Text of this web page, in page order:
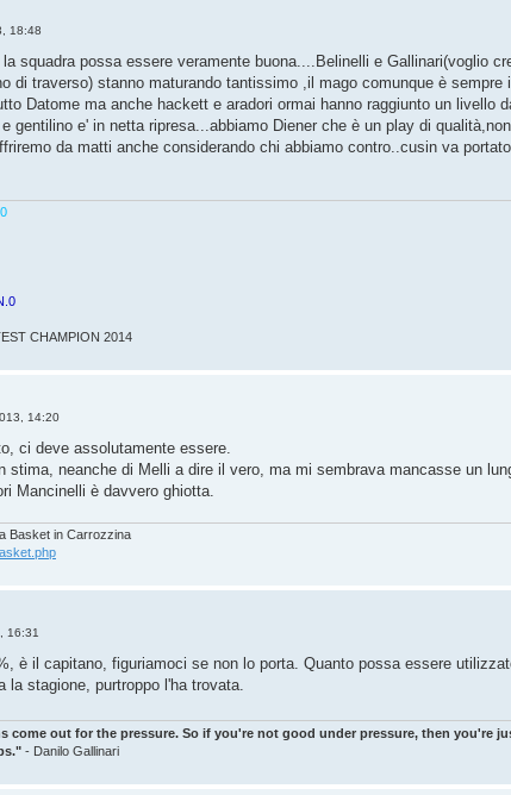
18:48
squadra possa essere veramente buona....Belinelli e Gallinari(voglio
di traverso) stanno maturando tantissimo ,il mago comunque è sempre il
Datome ma anche hackett e aradori ormai hanno raggiunto un livello
gentilino e' in netta ripresa...abbiamo Diener che è un play di
da matti anche considerando chi abbiamo contro..cusin va
CHAMPION 2014
14:20
ci deve assolutamente essere.
stima, neanche di Melli a dire il vero, ma mi sembrava mancasse un
Mancinelli è davvero ghiotta.
Basket in Carrozzina
16:31
è il capitano, figuriamoci se non lo porta. Quanto possa essere
la stagione, purtroppo l'ha trovata.
come out for the pressure. So if you're not good under pressure, then you're
- Danilo Gallinari